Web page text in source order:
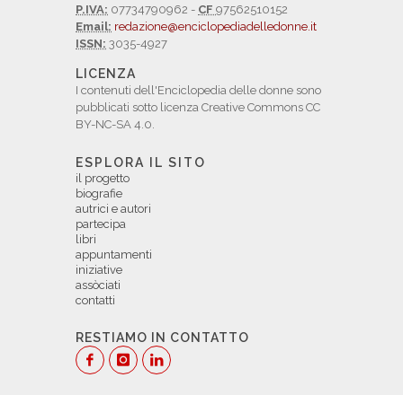
P.IVA: 07734790962 - CF 97562510152
Email: redazione@enciclopediadelledonne.it
ISSN: 3035-4927
LICENZA
I contenuti dell'Enciclopedia delle donne sono
pubblicati sotto licenza Creative Commons CC
BY-NC-SA 4.0.
ESPLORA IL SITO
il progetto
biografie
autrici e autori
partecipa
libri
appuntamenti
iniziative
assòciati
contatti
RESTIAMO IN CONTATTO